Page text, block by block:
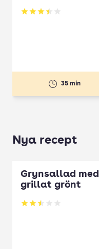
Betyg: 3.42 av 5
35 min
Nya recept
Grynsallad med
grillat grönt
Betyg: 2.5 av 5